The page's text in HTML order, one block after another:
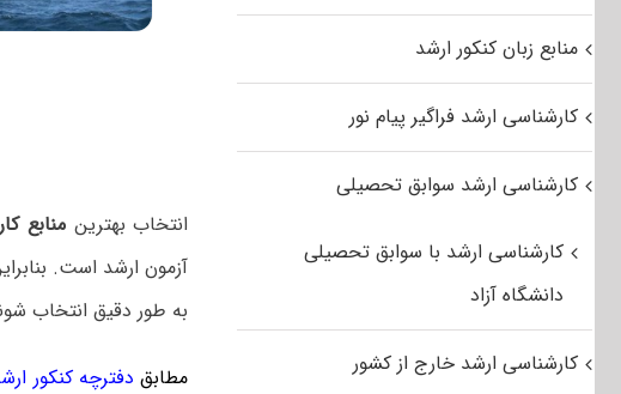
انتخاب بهترین منابع
آزمون ارشد است.
به طور دقیق انتخاب
مطابق دفترچه کنکور ارشد
منابع زبان کنکور ارشد
کارشناسی ارشد فراگیر پیام نور
کارشناسی ارشد سوابق تحصیلی
کارشناسی ارشد با سوابق تحصیلی
دانشگاه آزاد
کارشناسی ارشد خارج از کشور